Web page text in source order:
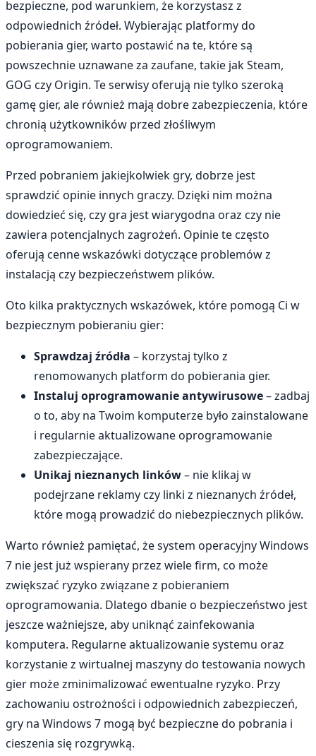
bezpieczne, pod warunkiem, że korzystasz z
odpowiednich źródeł. Wybierając platformy do
pobierania gier, warto postawić na te, które są
powszechnie uznawane za zaufane, takie jak Steam,
GOG czy Origin. Te serwisy oferują nie tylko szeroką
gamę gier, ale również mają dobre zabezpieczenia, które
chronią użytkowników przed złośliwym
oprogramowaniem.
Przed pobraniem jakiejkolwiek gry, dobrze jest
sprawdzić opinie innych graczy. Dzięki nim można
dowiedzieć się, czy gra jest wiarygodna oraz czy nie
zawiera potencjalnych zagrożeń. Opinie te często
oferują cenne wskazówki dotyczące problemów z
instalacją czy bezpieczeństwem plików.
Oto kilka praktycznych wskazówek, które pomogą Ci w
bezpiecznym pobieraniu gier:
Sprawdzaj źródła – korzystaj tylko z
renomowanych platform do pobierania gier.
Instaluj oprogramowanie antywirusowe– zadbaj
o to, aby na Twoim komputerze było zainstalowane
i regularnie aktualizowane oprogramowanie
zabezpieczające.
Unikaj nieznanych linków– nie klikaj w
podejrzane reklamy czy linki z nieznanych źródeł,
które mogą prowadzić do niebezpiecznych plików.
Warto również pamiętać, że system operacyjny Windows
7 nie jest już wspierany przez wiele firm, co może
zwiększać ryzyko związane z pobieraniem
oprogramowania. Dlatego dbanie o bezpieczeństwo jest
jeszcze ważniejsze, aby uniknąć zainfekowania
komputera. Regularne aktualizowanie systemu oraz
korzystanie z wirtualnej maszyny do testowania nowych
gier może zminimalizować ewentualne ryzyko. Przy
zachowaniu ostrożności i odpowiednich zabezpieczeń,
gry na Windows 7 mogą być bezpieczne do pobrania i
cieszenia się rozgrywką.